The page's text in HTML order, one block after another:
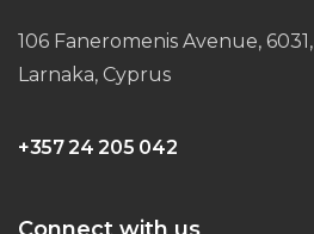
106 Faneromenis Avenue, 6031,
Larnaka, Cyprus
+357 24 205 042
Connect with us